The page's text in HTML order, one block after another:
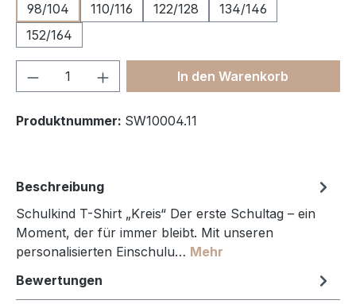
98/104
110/116 122/128
134/146
152/164
Produkt Anzahl: Gib denIn den Warenkorb
Produktnummer: SW10004.11
Beschreibung
Schulkind T-Shirt „Kreis“ Der erste Schultag – ein
Moment, der für immer bleibt. Mit unseren
personalisierten Einschulu… Mehr
Bewertungen